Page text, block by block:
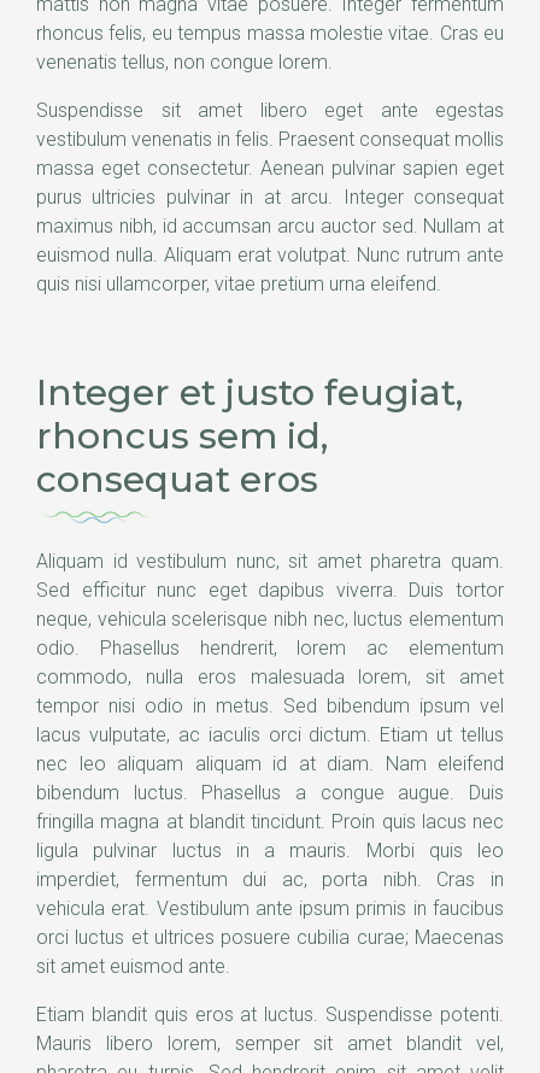
rhoncus felis, eu tempus massa molestie vitae. Cras eu
venenatis tellus, non congue lorem.
Suspendisse sit amet libero eget ante egestas
vestibulum venenatis in felis. Praesent consequat mollis
massa eget consectetur. Aenean pulvinar sapien eget
purus ultricies pulvinar in at arcu. Integer consequat
maximus nibh, id accumsan arcu auctor sed. Nullam at
euismod nulla. Aliquam erat volutpat. Nunc rutrum ante
quis nisi ullamcorper, vitae pretium urna eleifend.
Integer et justo feugiat,
rhoncus sem id,
consequat eros
Aliquam id vestibulum nunc, sit amet pharetra quam.
Sed efficitur nunc eget dapibus viverra. Duis tortor
neque, vehicula scelerisque nibh nec, luctus elementum
odio. Phasellus hendrerit, lorem ac elementum
commodo, nulla eros malesuada lorem, sit amet
tempor nisi odio in metus. Sed bibendum ipsum vel
lacus vulputate, ac iaculis orci dictum. Etiam ut tellus
nec leo aliquam aliquam id at diam. Nam eleifend
bibendum luctus. Phasellus a congue augue. Duis
fringilla magna at blandit tincidunt. Proin quis lacus nec
ligula pulvinar luctus in a mauris. Morbi quis leo
imperdiet, fermentum dui ac, porta nibh. Cras in
vehicula erat. Vestibulum ante ipsum primis in faucibus
orci luctus et ultrices posuere cubilia curae; Maecenas
sit amet euismod ante.
Etiam blandit quis eros at luctus. Suspendisse potenti.
Mauris libero lorem, semper sit amet blandit vel,